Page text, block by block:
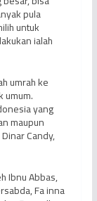
pula
untuk
ialah
umrah ke
umum.
yang
maupun
Candy,
Ibnu Abbas,
Fa inna